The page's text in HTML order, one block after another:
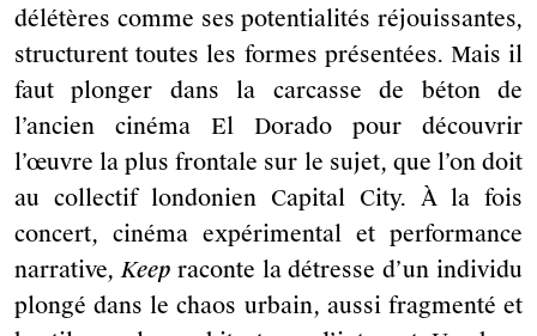
délétères comme ses potentialités réjouissantes,
structurent toutes les formes présentées. Mais il
faut plonger dans la carcasse de béton de
l’ancien cinéma El Dorado pour découvrir
l’œuvre la plus frontale sur le sujet, que l’on doit
au collectif londonien Capital City. À la fois
concert, cinéma expérimental et performance
narrative,Keepraconte la détresse d’un individu
plongé dans le chaos urbain, aussi fragmenté et